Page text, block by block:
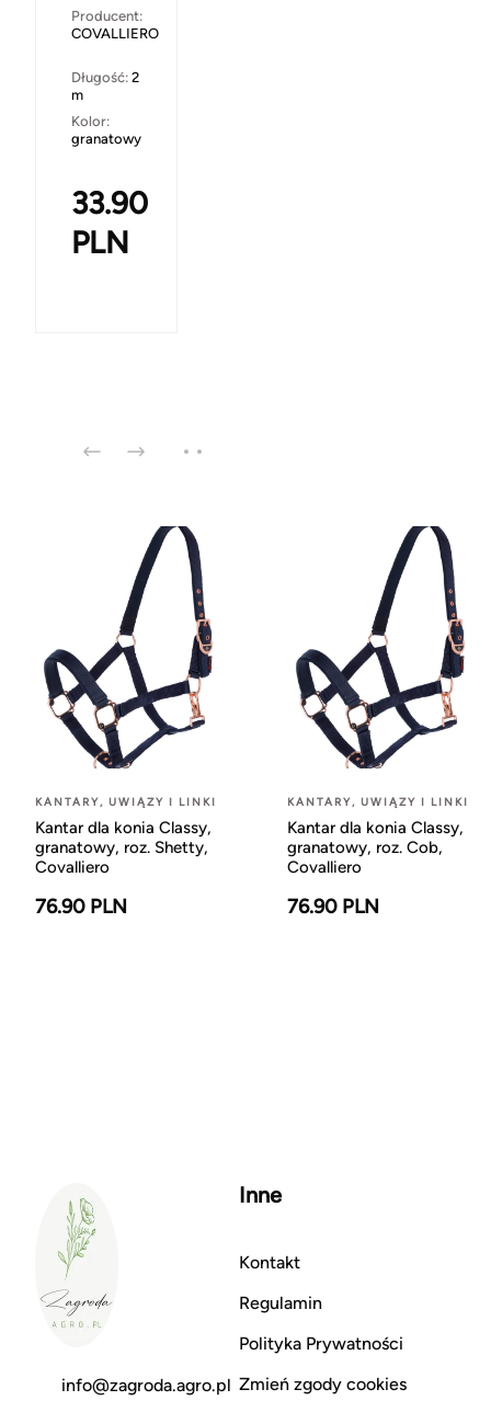
Producent:
COVALLIERO
Długość: 2
m
Kolor:
granatowy
33.90
PLN
KANTARY, UWIĄZY I LINKI
Kantar dla konia Classy,
granatowy, roz. Shetty,
Covalliero
76.90 PLN
KANTARY, UWIĄZY I LINKI
Kantar dla konia Classy,
granatowy, roz. Cob,
Covalliero
76.90 PLN
info@zagroda.agro.pl
Inne
Kontakt
Regulamin
Polityka Prywatności
Zmień zgody cookies